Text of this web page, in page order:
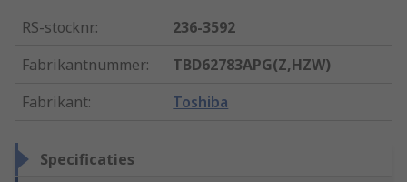
RS-stocknr.:
236-3592
Fabrikantnummer:
TBD62783APG(Z,HZW)
Fabrikant: Toshiba
Specificaties